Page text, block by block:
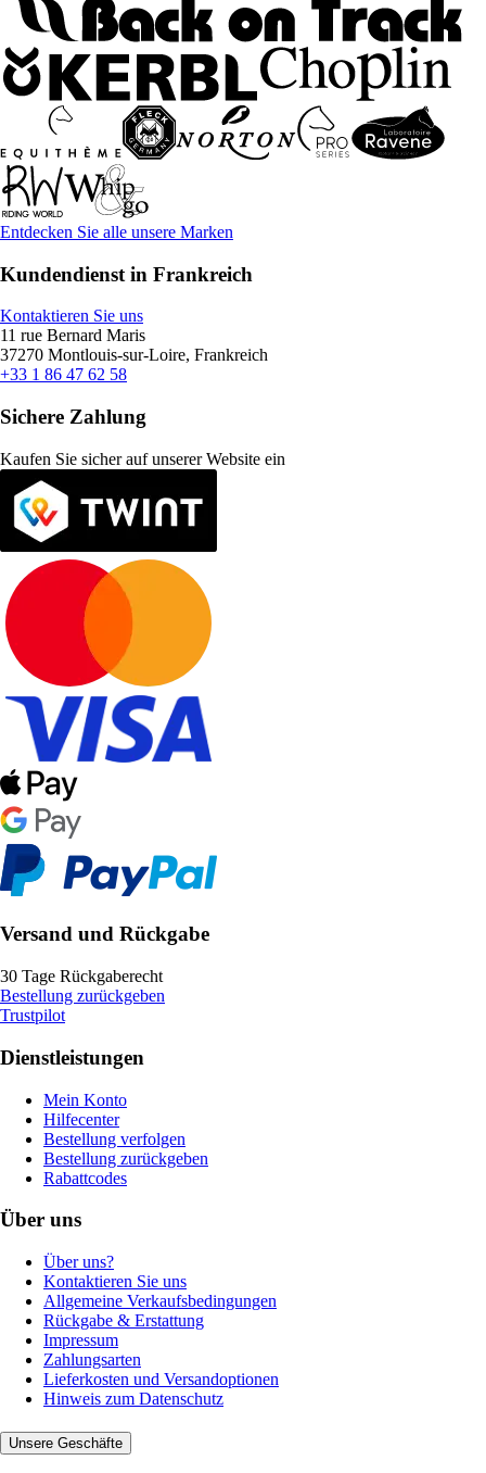
Entdecken Sie alle unsere Marken
Kundendienst in Frankreich
Kontaktieren Sie uns
11 rue Bernard Maris
37270 Montlouis-sur-Loire, Frankreich
+33 1 86 47 62 58
Sichere Zahlung
Kaufen Sie sicher auf unserer Website ein
Versand und Rückgabe
30 Tage Rückgaberecht
Bestellung zurückgeben
Trustpilot
Dienstleistungen
Mein Konto
Hilfecenter
Bestellung verfolgen
Bestellung zurückgeben
Rabattcodes
Über uns
Über uns?
Kontaktieren Sie uns
Allgemeine Verkaufsbedingungen
Rückgabe & Erstattung
Impressum
Zahlungsarten
Lieferkosten und Versandoptionen
Hinweis zum Datenschutz
Unsere Geschäfte